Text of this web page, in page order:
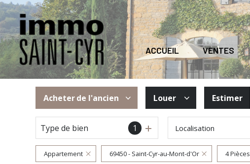
ACCUEIL VENTES
Acheterde l'ancien
De l'ancien
De l'immo pro
Louer
à l'année
Estimer
Type de bien 1 Localisation
Appartement 69450 - Saint-Cyr-au-Mont-d'Or 4 Pièces